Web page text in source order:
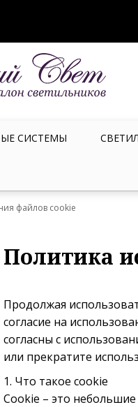
СИСТЕМЫ
файлов cookie
Политика
Продолжая
согласие на
согласны с
или прекратите
1. Что такое cookie
Cookie – это